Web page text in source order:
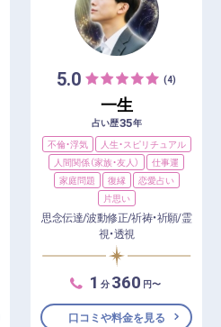
5.0 (4)
一生
占い歴35年
不倫・浮気
人生・スピリチュアル
人間関係（家族・友人）
仕事運
家庭問題
復縁
恋愛占い
片思い
思念伝達/波動修正/祈祷・祈願/霊
視・透視
1 分 360 円〜
口コミや料金を見る